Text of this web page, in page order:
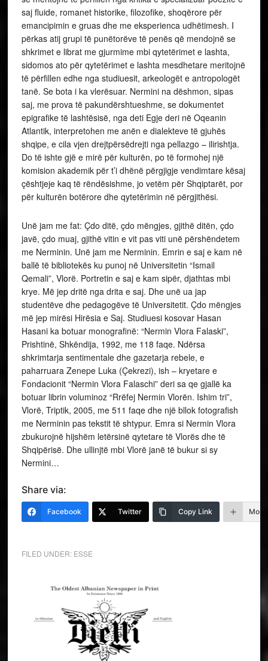
saj fluide, romanet historike, filozofike, shoqërore për
emancipimin e gruas dhe me eksperienca udhëtimesh. I
përkas atij grupi të punëtorëve të penës që mendojnë se
shkrimet e librat me gjurmime mbi qytetërimet e lashta,
sidomos ato për qytetërimet e lashta mesdhetare meritojnë
të përfillen edhe nga studiuesit, arkeologët e antropologët
tanë. Se bota i ka vlerësuar. Nermini na dëshmon, sipas
saj, me prova të pakundërshtueshme, se dokumentet
epigrafike të lashtësisë, nga deti Egje deri në Oqeanin
Atlantik, interpretohen me anën e dialekteve të gjuhës
shqipe, e cila vjen drejtpërsëdrejti nga pellazgo – ilirishtja.
Do të ishte gjë e mirë për kulturën, po të formohej një
komision akademik për t’i dhënë përgjigje vendimtare kësaj
çështjeje kaq të rëndësishme, jo vetëm për Shqiptarët, por
për kulturën botërore dhe qytetërimin në përgjithësi.
Unë jam me fat: Çdo ditë, çdo mëngjes, gjithë ditën, çdo
javë, çdo muaj, gjithë vitin e vit pas viti unë përshëndetem
me Nerminin. Unë jam me Nerminin. Emrin e saj e kam në
ballë të bibliotekës ku punoj në Universitetin “Ismail
Qemali”, Vlorë. Portretin e saj e kam sipër, djathtas mbi
krye. Më jep dritë nga drita e saj. Dhe unë ua jap
studentëve dhe pedagogëve të Universitetit. Çdo mëngjes
më jep mirësi Hirësia e Saj. Studiuesi kosovar Hasan
Hasani ka botuar monografinë: “Nermin Vlora Falaski”,
Prishtinë, Shkëndija, 1992, me 118 faqe. Ndërsa
shkrimtarja sentimentale dhe gazetarja rebele, e
paharruara Zenepe Luka (Çekrezi), ish – kryetare e
Fondacionit “Nermin Vlora Falaschi” deri sa qe gjallë ka
botuar librin voluminoz “Rrëfej Nermin Vlorën. Ishim tri”,
Vlorë, Triptik, 2005, me 511 faqe dhe një bllok fotografish
me Nerminin pas tekstit të shtypur. Emra si Nermin Vlora
zbukurojnë hijshëm letërsinë qytetare të Vlorës dhe të
Shqipërisë. Dhe ullinjtë mbi Vlorë janë të bukur si sy
Nermini…
Share via:
Facebook Twitter Copy Link More
FILED UNDER: ESSE